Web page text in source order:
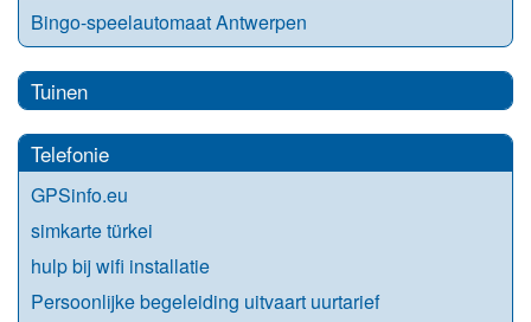
Bingo-speelautomaat Antwerpen
Tuinen
Telefonie
GPSinfo.eu
simkarte türkei
hulp bij wifi installatie
Persoonlijke begeleiding uitvaart uurtarief